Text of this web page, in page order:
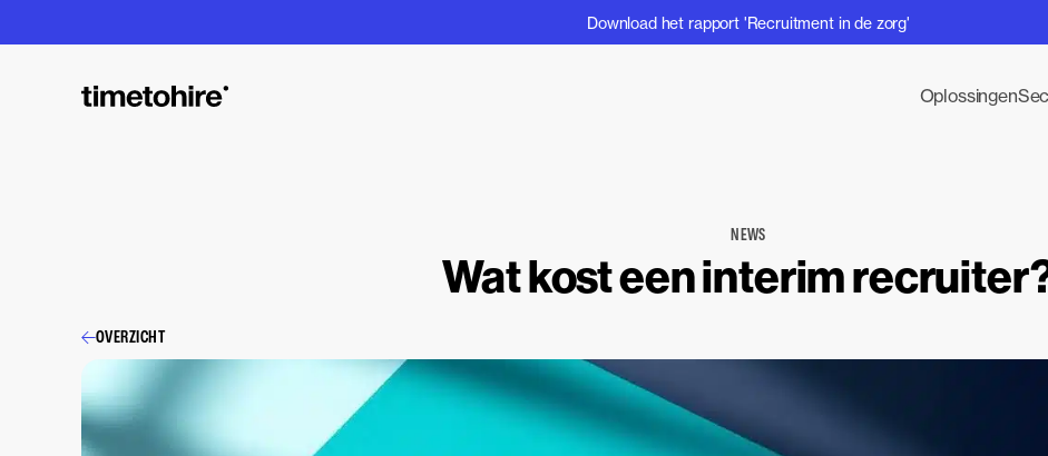
Download het rapport 'Recruitment in de zorg'
Oplossingen
OVERZICHT
NEWS
Wat kost een interim